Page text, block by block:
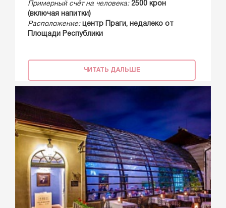
Примерный счёт на человека: 2500 крон
(включая напитки)
Расположение: центр Праги, недалеко от
Площади Республики
ЧИТАТЬ ДАЛЬШЕ